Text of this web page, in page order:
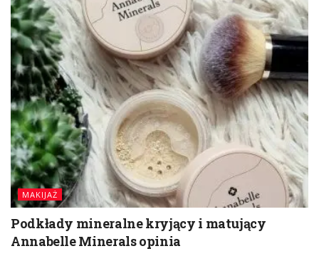
MAKIJAŻ
Podkłady mineralne kryjący i matujący
Annabelle Minerals opinia